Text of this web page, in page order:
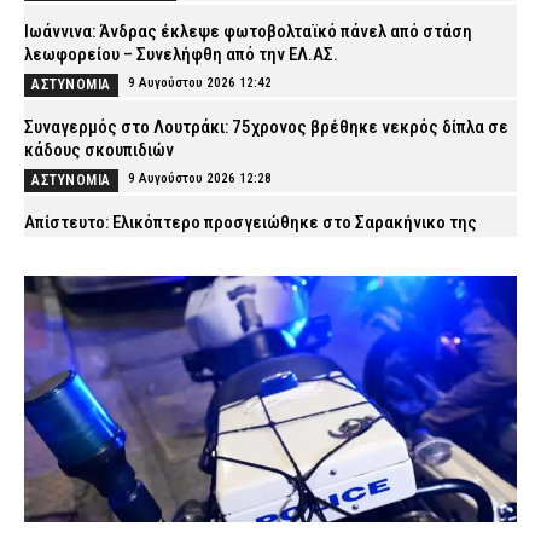
Ιωάννινα: Άνδρας έκλεψε φωτοβολταϊκό πάνελ από στάση
λεωφορείου – Συνελήφθη από την ΕΛ.ΑΣ.
ΑΣΤΥΝΟΜΙΑ 9 Αυγούστου 2026 12:42
Συναγερμός στο Λουτράκι: 75χρονος βρέθηκε νεκρός δίπλα σε
κάδους σκουπιδιών
ΑΣΤΥΝΟΜΙΑ 9 Αυγούστου 2026 12:28
Απίστευτο: Ελικόπτερο προσγειώθηκε στο Σαρακήνικο της
ΕΙΔΗΣΕΙΣ 9 Αυγούστου 2026 12:16
Συνελήφθησαν δύο αλλοδαποί διακινητές σε Ροδόπη και Έβρο –
Μετέφεραν παράνομους μετανάστες
ΑΣΤΥΝΟΜΙΑ 9 Αυγούστου 2026 12:06
Πέθανε ο Ανθυπαστυνόμος ε.α. Ευάγγελος Μπούκουρας
ΣΩΜΑΤΑ ΑΣΦΑΛΕΙΑΣ 9 Αυγούστου 2026 11:53
Κάρπαθος: Εντοπίστηκαν παλιά πυρομαχικά σε θαλάσσια
περιοχή – Απαγορεύτηκε η κολύμβηση